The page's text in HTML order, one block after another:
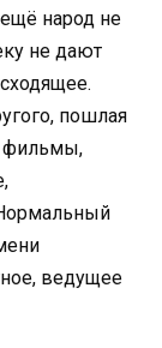
ещё народ не
не дают
пошлая
фильмы,
ведущее